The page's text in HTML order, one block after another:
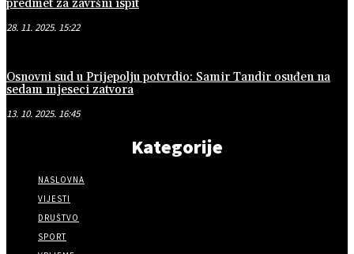
predmet za završni ispit
28. 11. 2025. 15:22
Osnovni sud u Prijepolju potvrdio: Samir Tandir osuđen na
sedam mjeseci zatvora
13. 10. 2025. 16:45
Kategorije
NASLOVNA
VIJESTI
DRUŠTVO
SPORT